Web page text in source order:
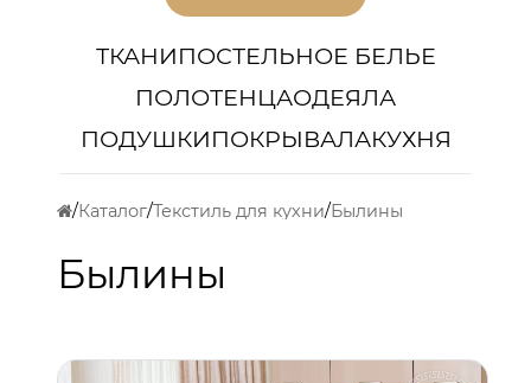
ТКАНИПОСТЕЛЬНОЕ БЕЛЬЕ
ПОЛОТЕНЦАОДЕЯЛА
ПОДУШКИПОКРЫВАЛАКУХНЯ
Каталог Текстиль для кухни Былины
Былины